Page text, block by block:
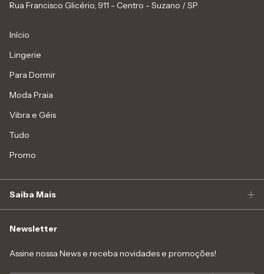
Rua Francisco Glicério, 911 - Centro - Suzano / SP
Início
Lingerie
Para Dormir
Moda Praia
Vibra e Géis
Tudo
Promo
Saiba Mais
Newsletter
Assine nossa News e receba novidades e promoções!